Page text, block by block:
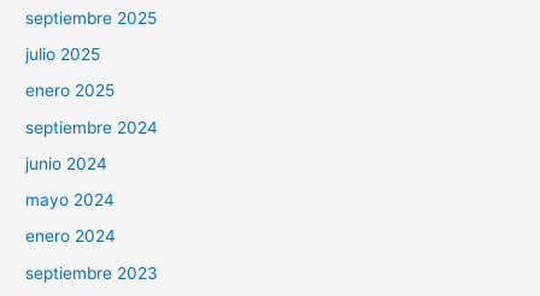
septiembre 2025
julio 2025
enero 2025
septiembre 2024
junio 2024
mayo 2024
enero 2024
septiembre 2023